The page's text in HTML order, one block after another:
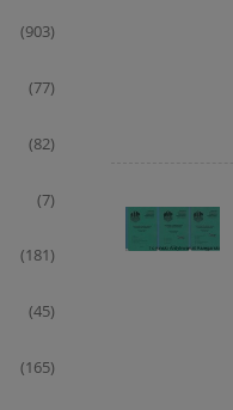
(903)
(77)
(82)
(7)
(181)
(45)
(165)